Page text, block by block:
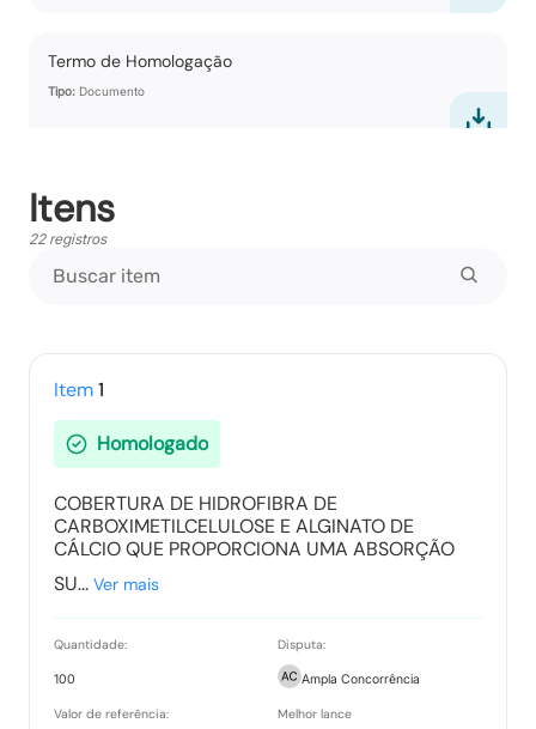
Termo de Homologação
Tipo: Documento
Vencedores
Tipo: Documento
Ranking nos Itens
Tipo:Documento
Itens
22 registros
Item1
Homologado
COBERTURA DE HIDROFIBRA DE
CARBOXIMETILCELULOSE E ALGINATO DE
CÁLCIO QUE PROPORCIONA UMA ABSORÇÃO
SU... Ver mais
Quantidade:
100
Disputa:
Ampla Concorrência
Valor de referência: Melhor lance